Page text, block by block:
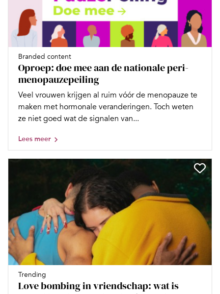
Branded content
Oproep: doe mee aan de nationale peri-
menopauzepeiling
Veel vrouwen krijgen al ruim vóór de menopauze te
maken met hormonale veranderingen. Toch weten
ze niet goed wat de signalen van...
Lees meer
Trending
Love bombing in vriendschap: wat is